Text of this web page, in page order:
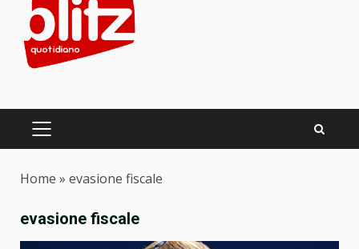
content
PRIMARY
Home » evasione fiscale
evasione fiscale